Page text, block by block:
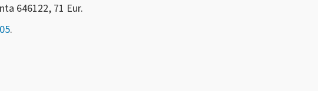
646122, 71 Eur.
.